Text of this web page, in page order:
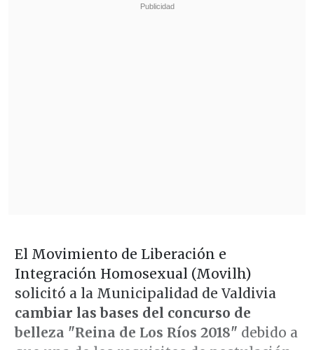
El Movimiento de Liberación e
Integración Homosexual (Movilh)
solicitó a la Municipalidad de Valdivia
cambiar las bases del concurso de
belleza "Reina de Los Ríos 2018" debido a